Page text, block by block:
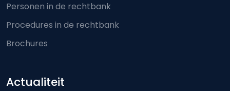
Personen in de rechtbank
Procedures in de rechtbank
Brochures
Actualiteit